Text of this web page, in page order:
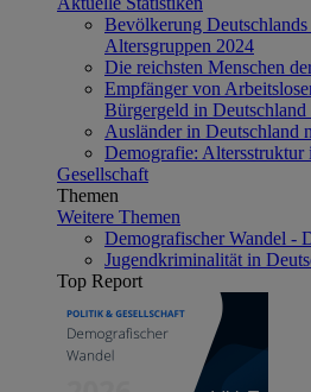
Bevölkerung Deutschlands
Altersgruppen 2024
Die reichsten Menschen
Empfänger von
Bürgergeld in
Ausländer in Deutschland
Demografie: Altersstruktur
Gesellschaft
Themen
Weitere Themen
Demografischer Wandel -
Jugendkriminalität in
Top Report